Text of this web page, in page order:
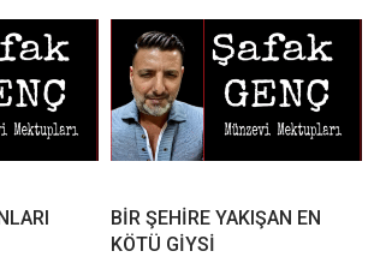
BİR ŞEHİRE YAKIŞAN EN
KÖTÜ GİYSİ